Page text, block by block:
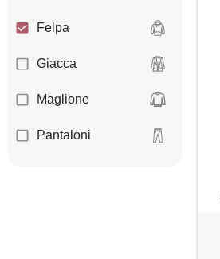
Felpa
Giacca
Maglione
Pantaloni